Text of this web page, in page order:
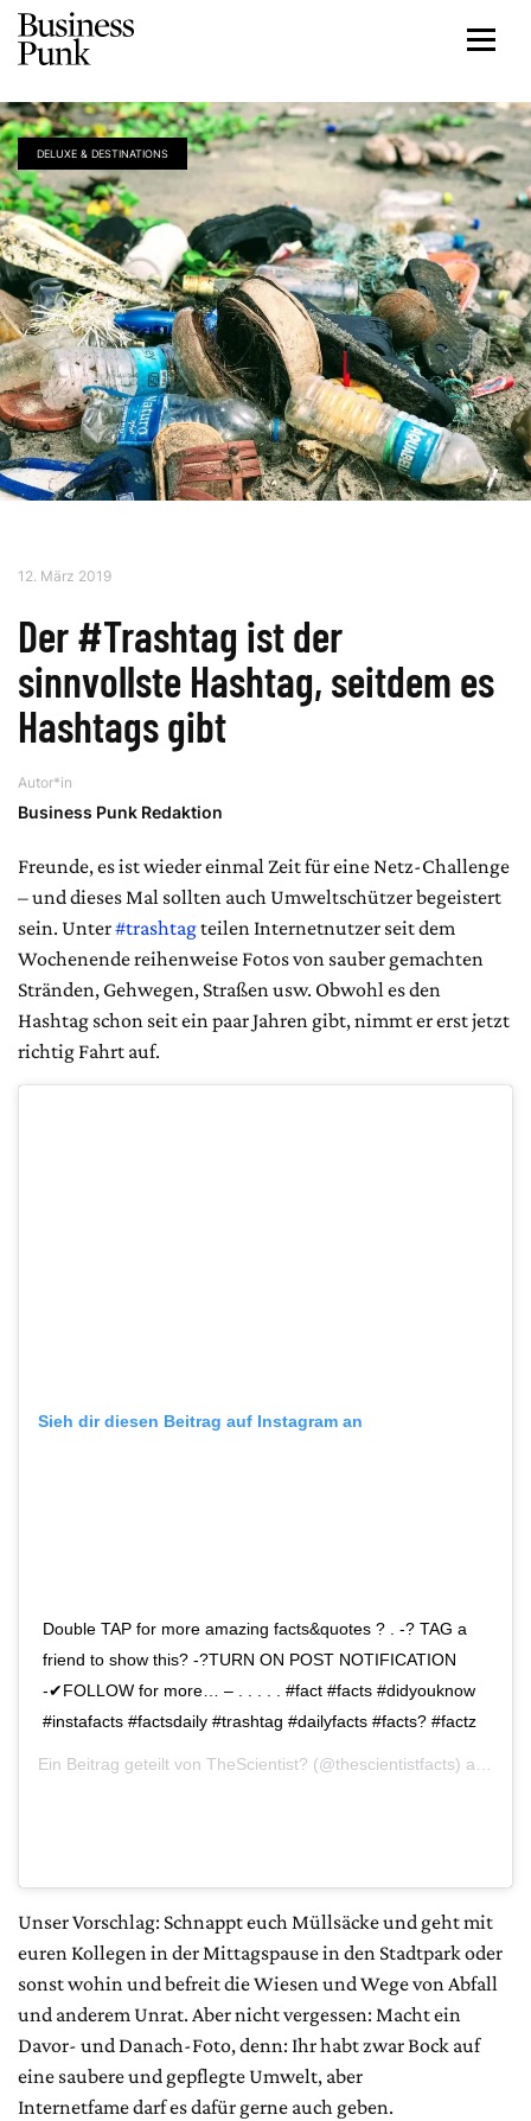
DELUXE & DESTINATIONS
12. März 2019
Der #Trashtag ist der
sinnvollste Hashtag, seitdem es
Hashtags gibt
Autor*in
Business Punk Redaktion
Freunde, es ist wieder einmal Zeit für eine Netz-Challenge
– und dieses Mal sollten auch Umweltschützer begeistert
sein. Unter#trashtagteilen Internetnutzer seit dem
Wochenende reihenweise Fotos von sauber gemachten
Stränden, Gehwegen, Straßen usw. Obwohl es den
Hashtag schon seit ein paar Jahren gibt, nimmt er erst jetzt
richtig Fahrt auf.
Sieh dir diesen Beitrag auf Instagram an
Double TAP for more amazing facts&quotes ? . -? TAG a
friend to show this? -?TURN ON POST NOTIFICATION
-✔FOLLOW for more… – . . . . . #fact #facts #didyouknow
#instafacts #factsdaily #trashtag #dailyfacts #facts? #factz
Ein Beitrag geteilt von TheScientist? (@thescientistfacts) am
Unser Vorschlag: Schnappt euch Müllsäcke und geht mit
euren Kollegen in der Mittagspause in den Stadtpark oder
sonst wohin und befreit die Wiesen und Wege von Abfall
und anderem Unrat. Aber nicht vergessen: Macht ein
Davor- und Danach-Foto, denn: Ihr habt zwar Bock auf
eine saubere und gepflegte Umwelt, aber
Internetfame darf es dafür gerne auch geben.